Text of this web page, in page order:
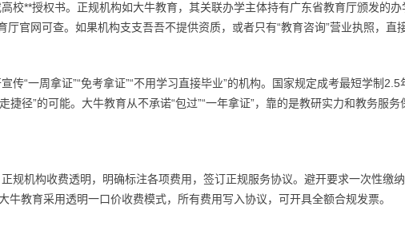
校**授权书。正规机构如大牛教育，其关联办学主体持有广东省教育厅颁发的办
官网可查。如果机构支支吾吾不提供资质，或者只有“教育咨询”营业执照，直
传“一周拿证”“免考拿证”“不用学习直接毕业”的机构。国家规定成考最短学制2.5
径”的可能。大牛教育从不承诺“包过”“一年拿证”，靠的是教研实力和教务服务
规机构收费透明，明确标注各项费用，签订正规服务协议。避开要求一次性缴
牛教育采用透明一口价收费模式，所有费用写入协议，可开具全额合规发票。